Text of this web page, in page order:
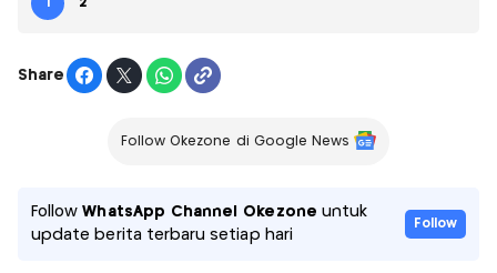
2
Share
Follow Okezone di Google News
FollowWhatsApp Channel Okezone untuk
update berita terbaru setiap hari
Follow